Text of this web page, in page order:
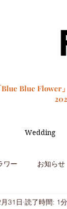
Blue Blue Flower
年 6月
Wedding
ワー お知らせ
のお花 観葉植
31日 読了時間: 1分